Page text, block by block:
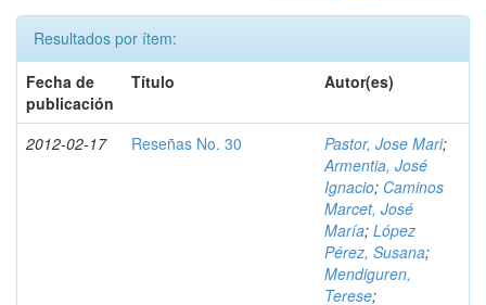
Resultados por ítem:
Fecha de
publicación
Título Autor(es)
2012-02-17 Reseñas No. 30 Pastor, Jose Mari;
Armentia, José
Ignacio; Caminos
Marcet, José
María; López
Pérez, Susana;
Mendiguren,
Terese;